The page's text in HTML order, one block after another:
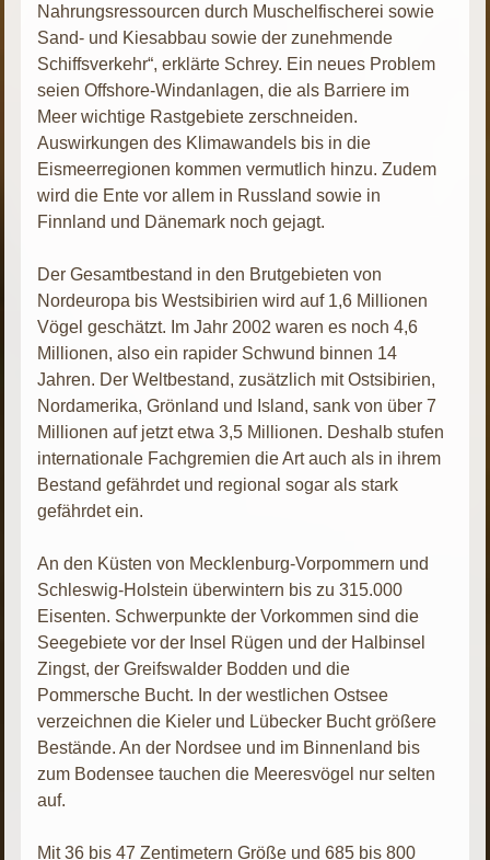
Nahrungsressourcen durch Muschelfischerei sowie
Sand- und Kiesabbau sowie der zunehmende
Schiffsverkehr“, erklärte Schrey. Ein neues Problem
seien Offshore-Windanlagen, die als Barriere im
Meer wichtige Rastgebiete zerschneiden.
Auswirkungen des Klimawandels bis in die
Eismeerregionen kommen vermutlich hinzu. Zudem
wird die Ente vor allem in Russland sowie in
Finnland und Dänemark noch gejagt.
Der Gesamtbestand in den Brutgebieten von
Nordeuropa bis Westsibirien wird auf 1,6 Millionen
Vögel geschätzt. Im Jahr 2002 waren es noch 4,6
Millionen, also ein rapider Schwund binnen 14
Jahren. Der Weltbestand, zusätzlich mit Ostsibirien,
Nordamerika, Grönland und Island, sank von über 7
Millionen auf jetzt etwa 3,5 Millionen. Deshalb stufen
internationale Fachgremien die Art auch als in ihrem
Bestand gefährdet und regional sogar als stark
gefährdet ein.
An den Küsten von Mecklenburg-Vorpommern und
Schleswig-Holstein überwintern bis zu 315.000
Eisenten. Schwerpunkte der Vorkommen sind die
Seegebiete vor der Insel Rügen und der Halbinsel
Zingst, der Greifswalder Bodden und die
Pommersche Bucht. In der westlichen Ostsee
verzeichnen die Kieler und Lübecker Bucht größere
Bestände. An der Nordsee und im Binnenland bis
zum Bodensee tauchen die Meeresvögel nur selten
auf.
Mit 36 bis 47 Zentimetern Größe und 685 bis 800